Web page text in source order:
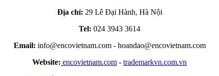
Địa chỉ: 29 Lê Đại Hành, Hà Nội
Tel: 024 3943 3614
Email: info@encovietnam.com- hoandao@encovietnam.com
Website: encovietnam.com - trademarkvn.com.vn